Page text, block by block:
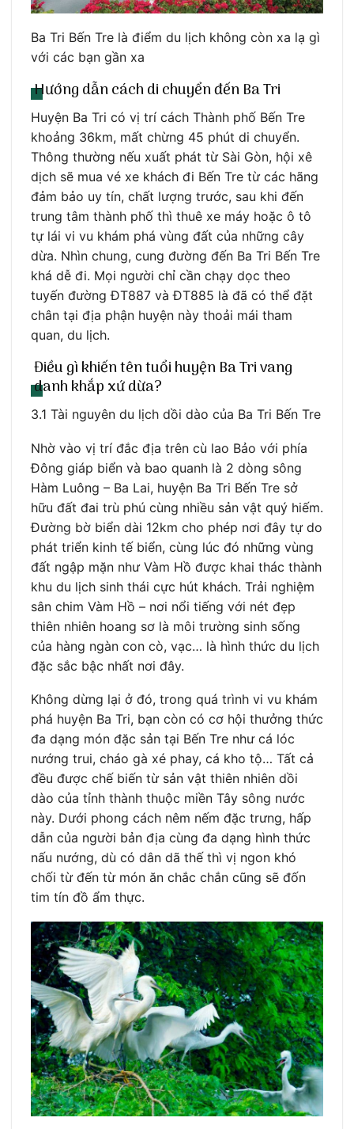
Ba Tri Bến Tre là điểm du lịch không còn xa lạ gì
với các bạn gần xa
Hướng dẫn cách di chuyển đến Ba Tri
Huyện Ba Tri có vị trí cách Thành phố Bến Tre
khoảng 36km, mất chừng 45 phút di chuyển.
Thông thường nếu xuất phát từ Sài Gòn, hội xê
dịch sẽ mua vé xe khách đi Bến Tre từ các hãng
đảm bảo uy tín, chất lượng trước, sau khi đến
trung tâm thành phố thì thuê xe máy hoặc ô tô
tự lái vi vu khám phá vùng đất của những cây
dừa. Nhìn chung, cung đường đến Ba Tri Bến Tre
khá dễ đi. Mọi người chỉ cần chạy dọc theo
tuyến đường ĐT887 và ĐT885 là đã có thể đặt
chân tại địa phận huyện này thoải mái tham
quan, du lịch.
Điều gì khiến tên tuổi huyện Ba Tri vang
danh khắp xứ dừa?
3.1 Tài nguyên du lịch dồi dào của Ba Tri Bến Tre
Nhờ vào vị trí đắc địa trên cù lao Bảo với phía
Đông giáp biển và bao quanh là 2 dòng sông
Hàm Luông – Ba Lai, huyện Ba Tri Bến Tre sở
hữu đất đai trù phú cùng nhiều sản vật quý hiếm.
Đường bờ biển dài 12km cho phép nơi đây tự do
phát triển kinh tế biển, cùng lúc đó những vùng
đất ngập mặn như Vàm Hồ được khai thác thành
khu du lịch sinh thái cực hút khách. Trải nghiệm
sân chim Vàm Hồ – nơi nổi tiếng với nét đẹp
thiên nhiên hoang sơ là môi trường sinh sống
của hàng ngàn con cò, vạc… là hình thức du lịch
đặc sắc bậc nhất nơi đây.
Không dừng lại ở đó, trong quá trình vi vu khám
phá huyện Ba Tri, bạn còn có cơ hội thưởng thức
đa dạng món đặc sản tại Bến Tre như cá lóc
nướng trui, cháo gà xé phay, cá kho tộ… Tất cả
đều được chế biến từ sản vật thiên nhiên dồi
dào của tỉnh thành thuộc miền Tây sông nước
này. Dưới phong cách nêm nếm đặc trưng, hấp
dẫn của người bản địa cùng đa dạng hình thức
nấu nướng, dù có dân dã thế thì vị ngon khó
chối từ đến từ món ăn chắc chắn cũng sẽ đốn
tim tín đồ ẩm thực.